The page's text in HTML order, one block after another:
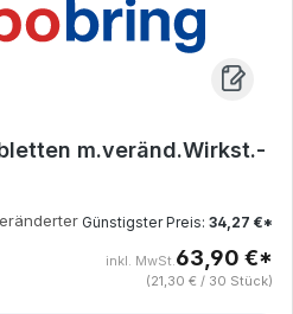
m.veränd.Wirkst.-
Günstigster Preis: 34,27 €*
inkl. MwSt.63,90 €*
(21,30 € / 30 Stück)